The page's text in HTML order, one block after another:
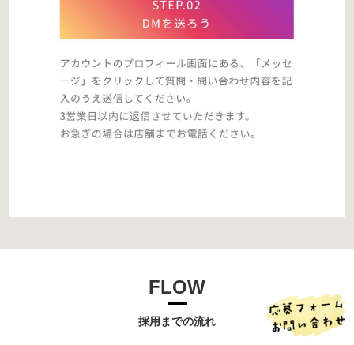
FLOW
採用までの流れ